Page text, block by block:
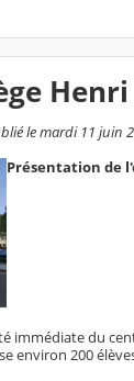
le mardi 11 juin
Présentation de
immédiate du
environ 200